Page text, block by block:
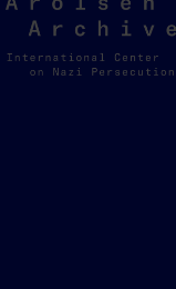
Arolsen
Archives